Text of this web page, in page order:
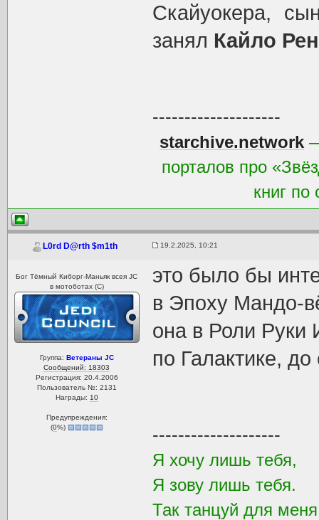
Скайуокера,
занял Кайло Рен
--------------------
starchive.network
порталов про
книг по
L0rd D@rth $m1th 19.2.2025, 10:21
Бог Тёмный Киборг-Маньяк всея JC
в мотоботах (С)
Группа: Ветераны JC
Сообщений: 18303
Регистрация: 20.4.2006
Пользователь №: 2131
Награды: 10
Предупреждения:
(0%)
это было бы
в Эпоху Мандо-
она в Роли Руки
по Галактике,
--------------------
Я хочу лишь тебя,
Я зову лишь тебя.
Так танцуй для